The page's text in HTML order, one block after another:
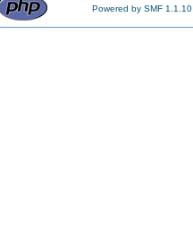
Powered by SMF 1.1.10